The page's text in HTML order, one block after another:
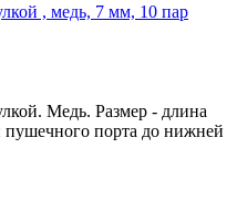
, медь, 7 мм, 10 пар
Медь. Размер - длина
порта до нижней